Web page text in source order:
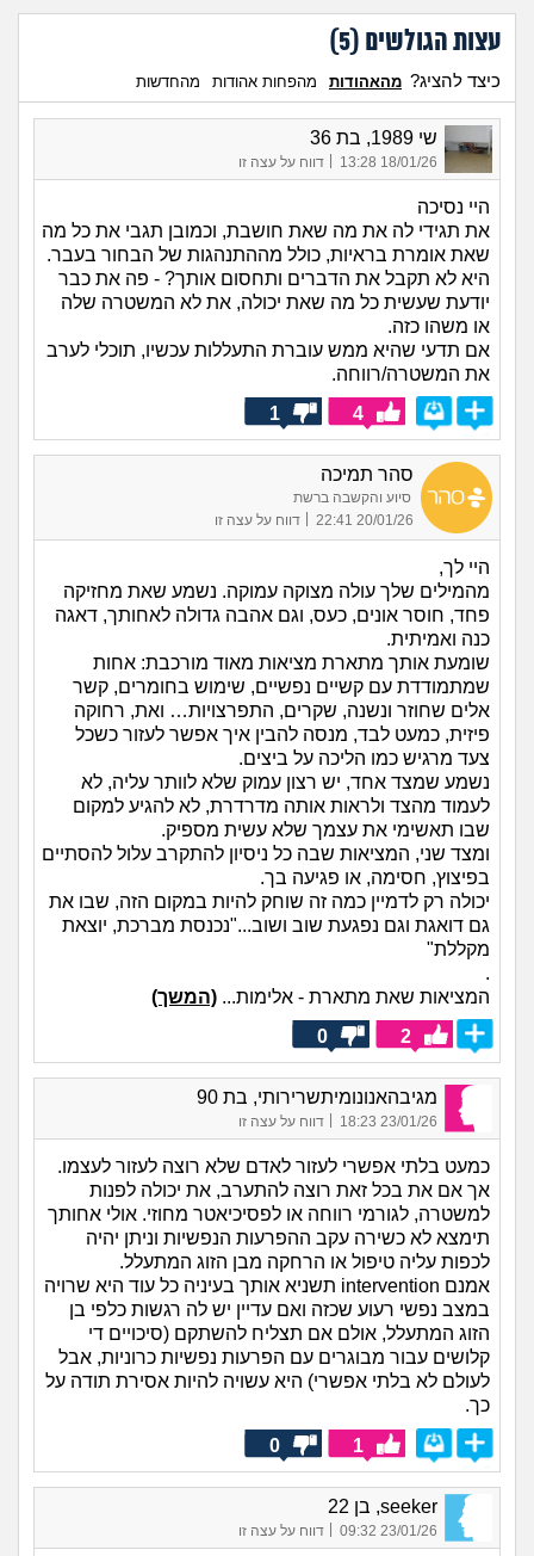
עצות הגולשים (5
)
כיצד להציג? מהאהודות מהפחות אהודות מהחדשות
שי 1989, בת 36
18/01/26 13:28
| דווח על עצה זו
היי נסיכה
את תגידי לה את מה שאת חושבת, וכמובן תגבי את כל מה
שאת אומרת בראיות, כולל מההתנהגות של הבחור בעבר.
היא לא תקבל את הדברים ותחסום אותך? - פה את כבר
יודעת שעשית כל מה שאת יכולה, את לא המשטרה שלה
או משהו כזה.
אם תדעי שהיא ממש עוברת התעללות עכשיו, תוכלי לערב
את המשטרה/רווחה.
4
1
סהר תמיכה
סיוע והקשבה ברשת
20/01/26 22:41
דווח על עצה זו
היי לך,
מהמילים שלך עולה מצוקה עמוקה. נשמע שאת מחזיקה
פחד, חוסר אונים, כעס, וגם אהבה גדולה לאחותך, דאגה
כנה ואמיתית.
שומעת אותך מתארת מציאות מאוד מורכבת: אחות
שמתמודדת עם קשיים נפשיים, שימוש בחומרים, קשר
אלים שחוזר ונשנה, שקרים, התפרצויות… ואת, רחוקה
פיזית, כמעט לבד, מנסה להבין איך אפשר לעזור כשכל
צעד מרגיש כמו הליכה על ביצים.
נשמע שמצד אחד, יש רצון עמוק שלא לוותר עליה, לא
לעמוד מהצד ולראות אותה מדרדרת, לא להגיע למקום
שבו תאשימי את עצמך שלא עשית מספיק.
ומצד שני, המציאות שבה כל ניסיון להתקרב עלול להסתיים
בפיצוץ, חסימה, או פגיעה בך.
יכולה רק לדמיין כמה זה שוחק להיות במקום הזה, שבו את
גם דואגת וגם נפגעת שוב ושוב..."נכנסת מברכת, יוצאת
מקללת"
.
המציאות שאת מתארת - אלימות... (המשך)
2
0
מגיבהאנונומיתשרירותי, בת 90
23/01/26 18:23 דווח על עצה זו
כמעט בלתי אפשרי לעזור לאדם שלא רוצה לעזור לעצמו.
אך אם את בכל זאת רוצה להתערב, את יכולה לפנות
למשטרה, לגורמי רווחה או לפסיכיאטר מחוזי. אולי אחותך
תימצא לא כשירה עקב ההפרעות הנפשיות וניתן יהיה
לכפות עליה טיפול או הרחקה מבן הזוג המתעלל.
אמנם intervention תשניא אותך בעיניה כל עוד היא שרויה
במצב נפשי רעוע שכזה ואם עדיין יש לה רגשות כלפי בן
הזוג המתעלל, אולם אם תצליח להשתקם (סיכויים די
קלושים עבור מבוגרים עם הפרעות נפשיות כרוניות, אבל
לעולם לא בלתי אפשרי) היא עשויה להיות אסירת תודה על
כך.
1
0
seeker, בן 22
23/01/26 09:32
| דווח על עצה זו